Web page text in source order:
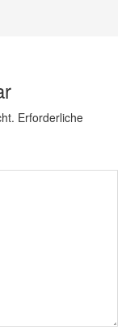
Erforderliche